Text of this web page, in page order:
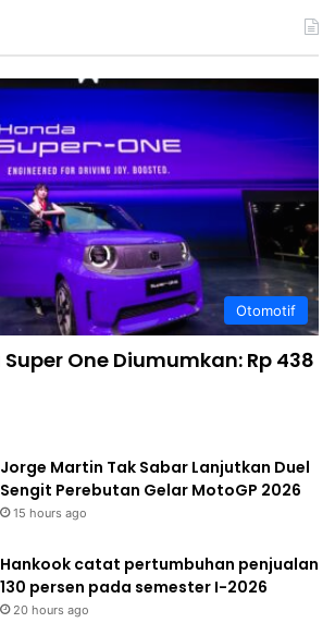
Otomotif
One Diumumkan: Rp 438
Jorge Martin Tak Sabar Lanjutkan Duel
Sengit Perebutan Gelar MotoGP 2026
15 hours ago
Hankook catat pertumbuhan penjualan
130 persen pada semester I-2026
20 hours ago